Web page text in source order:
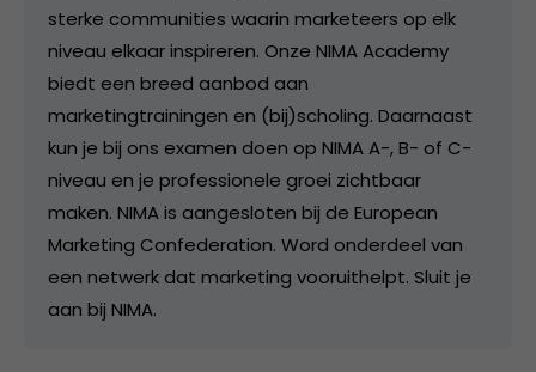
sterke communities waarin marketeers op elk
niveau elkaar inspireren. Onze NIMA Academy
biedt een breed aanbod aan
marketingtrainingen en (bij)scholing. Daarnaast
kun je bij ons examen doen op NIMA A-, B- of C-
niveau en je professionele groei zichtbaar
maken. NIMA is aangesloten bij de European
Marketing Confederation. Word onderdeel van
een netwerk dat marketing vooruithelpt. Sluit je
aan bij NIMA.